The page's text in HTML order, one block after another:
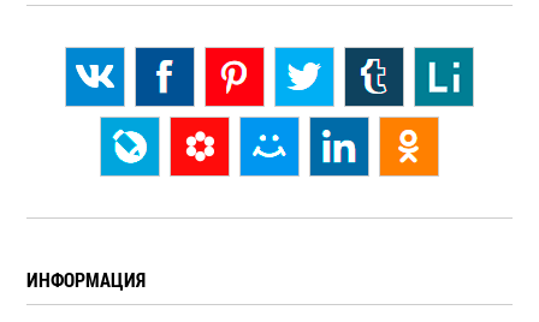
ИНФОРМАЦИЯ